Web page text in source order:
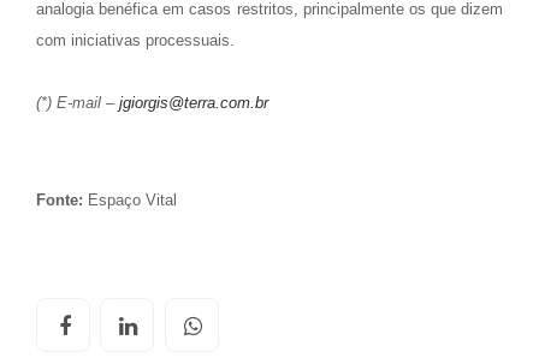
analogia benéfica em casos restritos, principalmente os que dizem
com iniciativas processuais.
(*) E-mail – jgiorgis@terra.com.br
Fonte: Espaço Vital